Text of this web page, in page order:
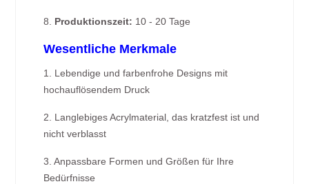
8. Produktionszeit: 10 - 20 Tage
Wesentliche Merkmale
1. Lebendige und farbenfrohe Designs mit
hochauflösendem Druck
2. Langlebiges Acrylmaterial, das kratzfest ist und
nicht verblasst
3. Anpassbare Formen und Größen für Ihre
Bedürfnisse